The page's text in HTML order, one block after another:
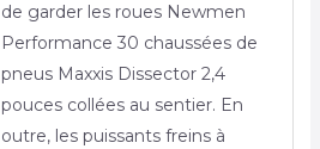
de garder les roues Newmen
Performance 30 chaussées de
pneus Maxxis Dissector 2,4
pouces collées au sentier. En
outre, les puissants freins à